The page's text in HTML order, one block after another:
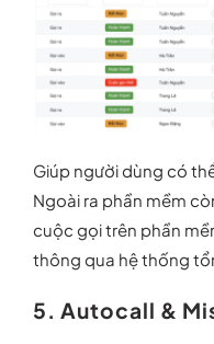
Giúp người dùng có
Ngoài ra phần mềm
cuộc gọi trên phần
thông qua hệ thống
5. Autocall &